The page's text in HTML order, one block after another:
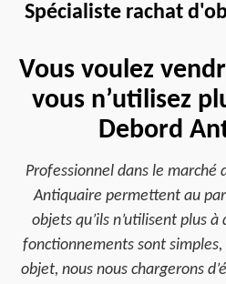
Spécialiste rachat
Vous voulez
vous n’utilisez
Debord
Professionnel dans le marché
Antiquaire permettent au
objets qu’ils n’utilisent plus
fonctionnements sont
objet, nous nous chargerons